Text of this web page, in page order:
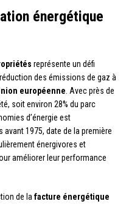
énergétique
représente un défi
des émissions de gaz à
européenne . Avec près de
soit environ 28% du parc
d’énergie est
1975, date de la première
énergivores et
améliorer leur performance
de la facture énergétique